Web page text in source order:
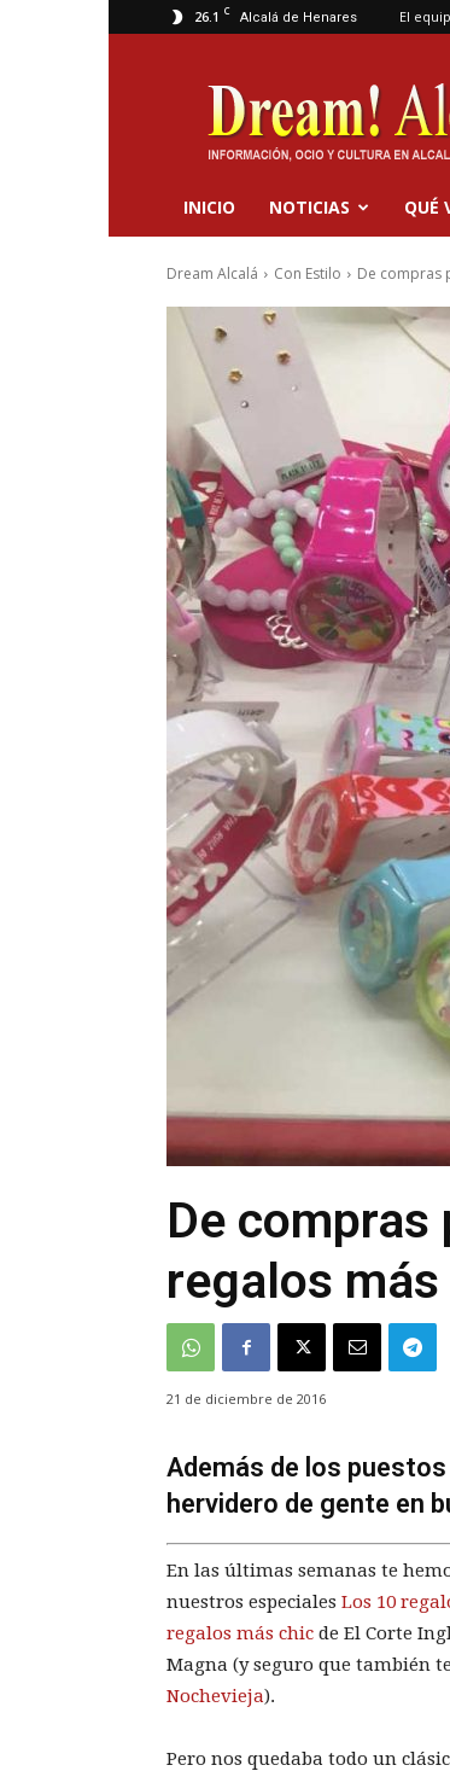
26.1 C Alcalá de Henares El
Dream
Alcalá
INICIO NOTICIAS QUÉ
Dream Alcalá Con Estilo De compras
De
regalos
21 de diciembre de 2016
Además de los
hervidero de gente en
En las últimas semanas te
nuestros especiales Los 10
regalos más chic de El Corte
Magna (y seguro que también
Nochevieja).
Pero nos quedaba todo un